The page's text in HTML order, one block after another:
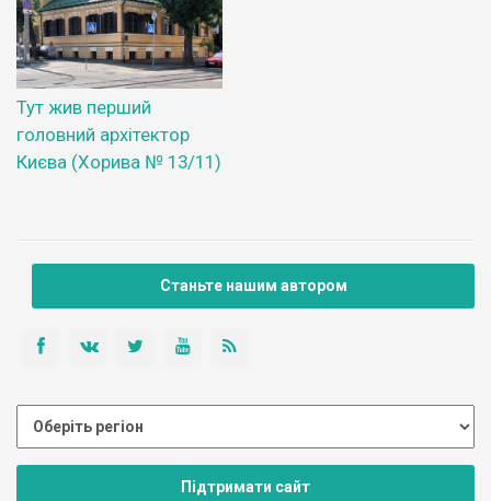
Тут жив перший
головний архітектор
Києва (Хорива № 13/11)
Станьте нашим автором
Підтримати сайт